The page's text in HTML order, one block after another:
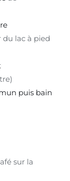
du lac à pied
puis bain
sur la